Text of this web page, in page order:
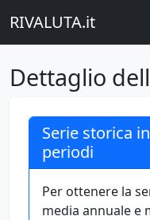
RIVALUTA.it
Dettaglio
Serie storica
periodi
Per ottenere la
media annuale e